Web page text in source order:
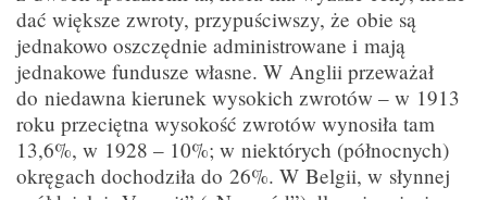
dać większe zwroty, przypuściwszy, że obie są
jednakowo oszczędnie administrowane i mają
jednakowe fundusze własne. W Anglii przeważał
do niedawna kierunek wysokich zwrotów – w 1913
roku przeciętna wysokość zwrotów wynosiła tam
13,6%, w 1928 – 10%; w niektórych (północnych)
okręgach dochodziła do 26%. W Belgii, w słynnej